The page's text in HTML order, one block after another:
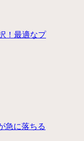
！最適なプ
急に落ちる